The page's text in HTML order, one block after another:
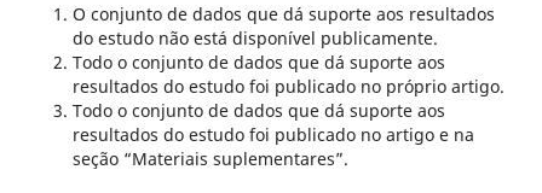
O conjunto de dados que dá suporte aos resultados
do estudo não está disponível publicamente.
Todo o conjunto de dados que dá suporte aos
resultados do estudo foi publicado no próprio artigo.
Todo o conjunto de dados que dá suporte aos
resultados do estudo foi publicado no artigo e na
seção “Materiais suplementares”.